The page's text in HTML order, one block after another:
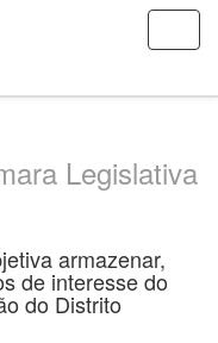
Legislativa
armazenar,
de interesse do
do Distrito